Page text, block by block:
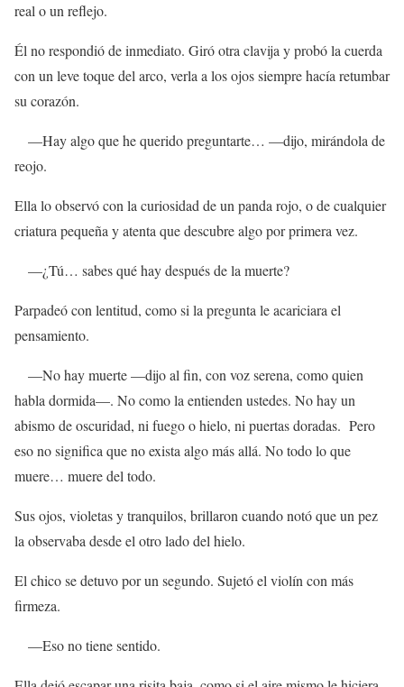
real o un reflejo.
Él no respondió de inmediato. Giró otra clavija y probó la cuerda
con un leve toque del arco, verla a los ojos siempre hacía retumbar
su corazón.
—Hay algo que he querido preguntarte… —dijo, mirándola de
reojo.
Ella lo observó con la curiosidad de un panda rojo, o de cualquier
criatura pequeña y atenta que descubre algo por primera vez.
—¿Tú… sabes qué hay después de la muerte?
Parpadeó con lentitud, como si la pregunta le acariciara el
pensamiento.
—No hay muerte —dijo al fin, con voz serena, como quien
habla dormida—. No como la entienden ustedes. No hay un
abismo de oscuridad, ni fuego o hielo, ni puertas doradas. Pero
eso no significa que no exista algo más allá. No todo lo que
muere… muere del todo.
Sus ojos, violetas y tranquilos, brillaron cuando notó que un pez
la observaba desde el otro lado del hielo.
El chico se detuvo por un segundo. Sujetó el violín con más
firmeza.
—Eso no tiene sentido.